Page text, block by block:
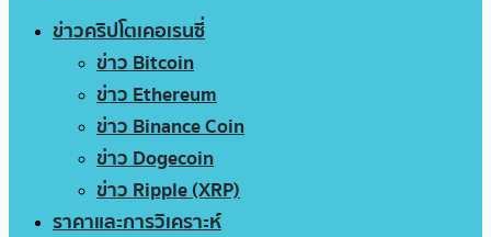
ข่าวคริปโตเคอเรนซี่
ข่าว Bitcoin
ข่าว Ethereum
ข่าว Binance Coin
ข่าว Dogecoin
ข่าว Ripple (XRP)
ราคาและการวิเคราะห์